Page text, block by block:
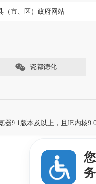
（市、区）政府网站
瓷都德化
9.1版本及以上，且IE内核9.0